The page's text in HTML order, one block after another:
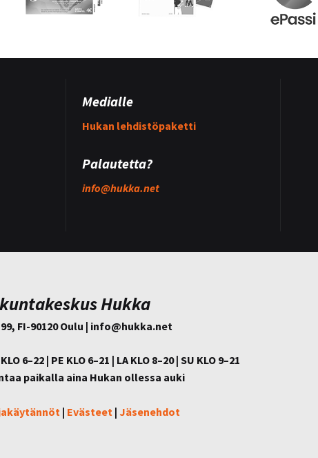
Medialle
Hukan lehdistöpaketti
Palautetta?
info@hukka.net
Hukka
FI-90120 Oulu | info@hukka.net
6–22 | PE KLO 6–21 | LA KLO 8–20 | SU KLO 9–21
paikalla aina Hukan ollessa auki
| Evästeet | Jäsenehdot